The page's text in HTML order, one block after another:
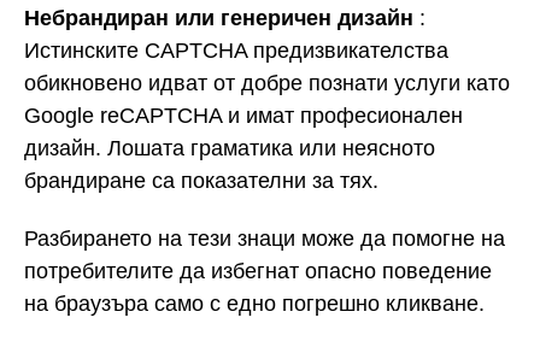
Небрандиран или генеричен дизайн :
Истинските CAPTCHA предизвикателства
обикновено идват от добре познати услуги като
Google reCAPTCHA и имат професионален
дизайн. Лошата граматика или неясното
брандиране са показателни за тях.
Разбирането на тези знаци може да помогне на
потребителите да избегнат опасно поведение
на браузъра само с едно погрешно кликване.